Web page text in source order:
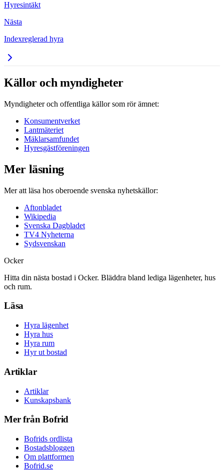
Hyresintäkt
Nästa
Indexreglerad hyra
Källor och myndigheter
Myndigheter och offentliga källor som rör ämnet:
Konsumentverket
Lantmäteriet
Mäklarsamfundet
Hyresgästföreningen
Mer läsning
Mer att läsa hos oberoende svenska nyhetskällor:
Aftonbladet
Wikipedia
Svenska Dagbladet
TV4 Nyheterna
Sydsvenskan
Ocker
Hitta din nästa bostad i Ocker. Bläddra bland lediga lägenheter, hus
och rum.
Läsa
Hyra lägenhet
Hyra hus
Hyra rum
Hyr ut bostad
Artiklar
Artiklar
Kunskapsbank
Mer från Bofrid
Bofrids ordlista
Bostadsbloggen
Om plattformen
Bofrid.se